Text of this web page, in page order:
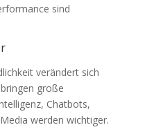
sind
verändert sich
große
Chatbots,
werden wichtiger.